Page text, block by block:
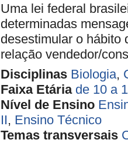
Uma lei federal
determinadas
desestimular o hábito
relação vendedor/
Disciplinas Biologia,
Faixa Etária de 10 a
Nível de Ensino
II, Ensino Técnico
Temas transversais